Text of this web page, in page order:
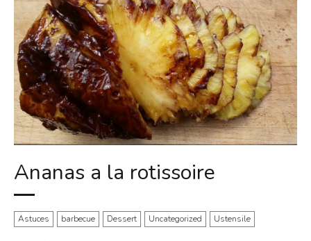
Ananas a la rotissoire
Astuces barbecue Dessert Uncategorized Ustensile